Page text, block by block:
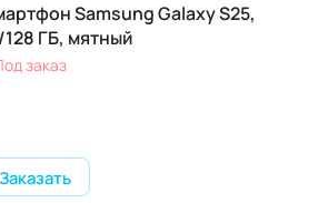
Samsung Galaxy S25,
128 ГБ, мятный
заказ
Заказать